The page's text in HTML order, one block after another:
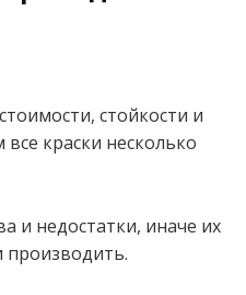
стойкости и
краски несколько
и недостатки, иначе их
производить.